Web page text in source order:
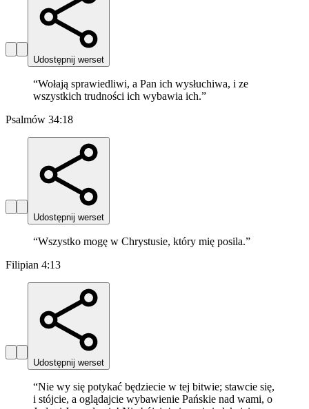
Udostępnij werset
“Wołają sprawiedliwi, a Pan ich wysłuchiwa, i ze
wszystkich trudności ich wybawia ich.”
Psalmów 34:18
Udostępnij werset
“Wszystko mogę w Chrystusie, który mię posila.”
Filipian 4:13
Udostępnij werset
“Nie wy się potykać będziecie w tej bitwie; stawcie się,
i stójcie, a oglądajcie wybawienie Pańskie nad wami, o